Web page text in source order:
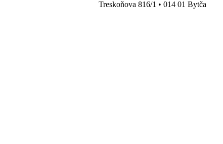
Treskoňova 816/1 • 014 01 Bytča